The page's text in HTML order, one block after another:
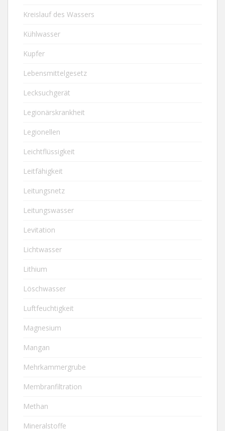
Kreislauf des Wassers
Kühlwasser
Kupfer
Lebensmittelgesetz
Lecksuchgerät
Legionärskrankheit
Legionellen
Leichtflüssigkeit
Leitfähigkeit
Leitungsnetz
Leitungswasser
Levitation
Lichtwasser
Lithium
Löschwasser
Luftfeuchtigkeit
Magnesium
Mangan
Mehrkammergrube
Membranfiltration
Methan
Mineralstoffe